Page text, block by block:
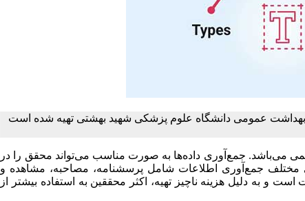
عمومی دانشگاه علوم پزشکی شهید بهشتی تهیه شده است
می‌باشد. جمع‌آوری داده‌ها به صورت مناسب می‌تواند محقق را در
مختلف جمع‌آوری اطلاعات شامل پرسشنامه، مصاحبه، مشاهده و
و به دلیل هزینه ناچیز تهیه، اکثر محققین به استفاده بیشتر از